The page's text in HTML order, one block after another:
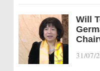
Will
31/07/